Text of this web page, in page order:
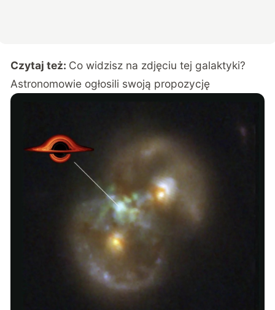
Czytaj też: Co widzisz na zdjęciu tej galaktyki?
Astronomowie ogłosili swoją propozycję